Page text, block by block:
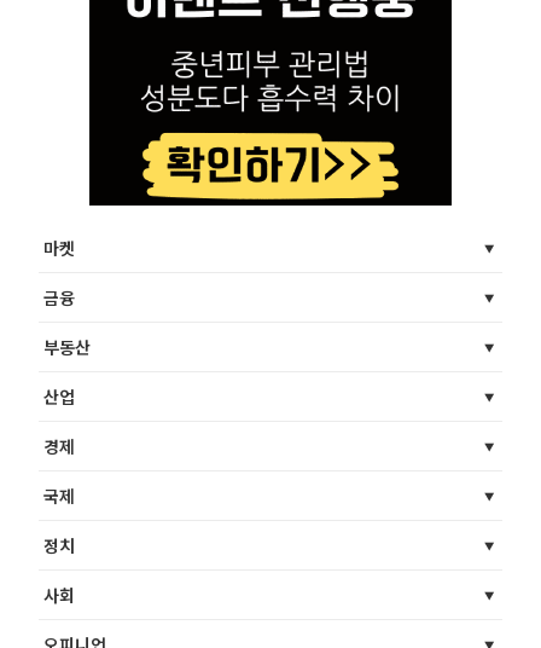
마켓
금융
부동산
산업
경제
국제
정치
사회